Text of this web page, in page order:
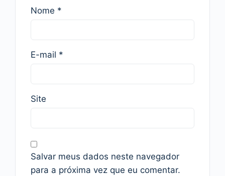
Nome *
E-mail *
Site
Salvar meus dados neste navegador
para a próxima vez que eu comentar.